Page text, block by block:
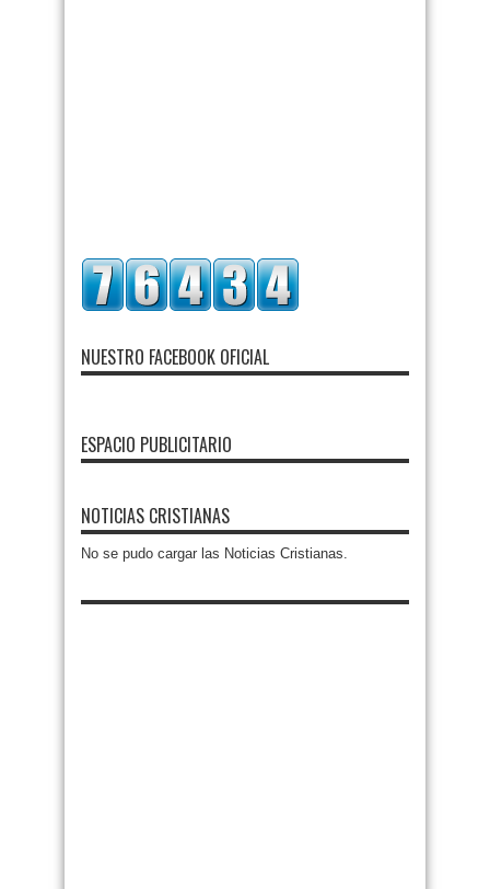
NUESTRO FACEBOOK OFICIAL
ESPACIO PUBLICITARIO
NOTICIAS CRISTIANAS
No se pudo cargar las Noticias Cristianas.